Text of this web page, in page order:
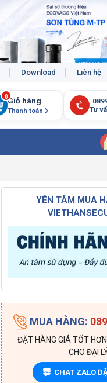
Download Liên hệ
Giỏ hàng
Thanh toán
0
YÊN TÂM MUA
MUA HÀNG:
ĐẶT HÀNG GIÁ TỐT
CHO ĐẠI
ZALO CHAT ZALO